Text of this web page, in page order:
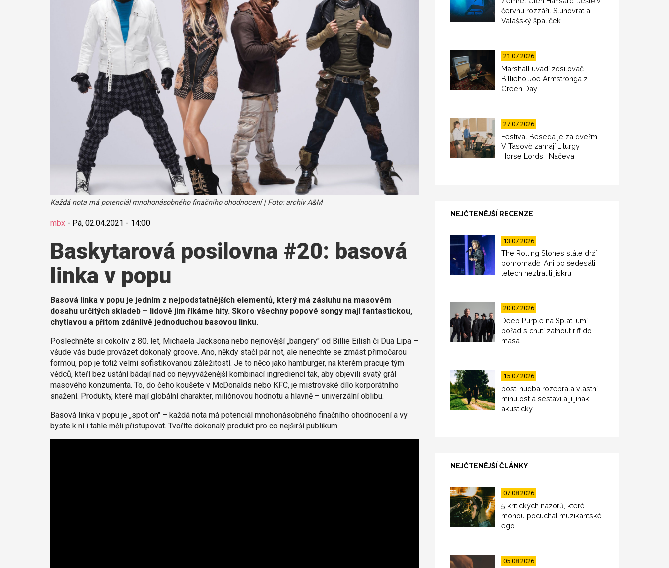
Každá nota má potenciál mnohonásobného finačního ohodnocení | Foto: archiv A&M
mbx- Pá, 02.04.2021 - 14:00
Baskytarová posilovna #20: basová
linka v popu
Basová linka v popu je jedním z nejpodstatnějších elementů, který má zásluhu na masovém
dosahu určitých skladeb – lidově jim říkáme hity. Skoro všechny popové songy mají fantastickou,
chytlavou a přitom zdánlivě jednoduchou basovou linku.
Poslechněte si cokoliv z 80. let, Michaela Jacksona nebo nejnovější „bangery" od Billie Eilish či Dua Lipa –
všude vás bude provázet dokonalý groove. Ano, někdy stačí pár not, ale nenechte se zmást přimočarou
formou, pop je totiž velmi sofistikovanou záležitostí. Je to něco jako hamburger, na kterém pracuje tým
vědců, kteří bez ustání bádají nad co nejvyváženější kombinací ingrediencí tak, aby objevili svatý grál
masového konzumenta. To, do čeho koušete v McDonalds nebo KFC, je mistrovské dílo korporátního
snažení. Produkty, které mají globální charakter, miliónovou hodnotu a hlavně – univerzální oblibu.
Basová linka v popu je „spot on" – každá nota má potenciál mnohonásobného finačního ohodnocení a vy
byste k ní i tahle měli přistupovat. Tvoříte dokonalý produkt pro co nejširší publikum.
červnu rozzářil Slunovrat a
Valašský špalíček
21.07.2026
Marshall uvádí zesilovač
Billieho Joe Armstronga z
Green Day
27.07.2026
Festival Beseda je za dveřmi.
V Tasově zahrají Liturgy,
Horse Lords i Načeva
NEJČTENĚJŠÍ RECENZE
13.07.2026
The Rolling Stones stále drží
pohromadě. Ani po šedesáti
letech neztratili jiskru
20.07.2026
Deep Purple na Splat! umí
pořád s chutí zatnout riff do
masa
15.07.2026
post-hudba rozebrala vlastní
minulost a sestavila ji jinak –
akusticky
NEJČTENĚJŠÍ ČLÁNKY
07.08.2026
5 kritických názorů, které
mohou pocuchat muzikantské
ego
05.08.2026